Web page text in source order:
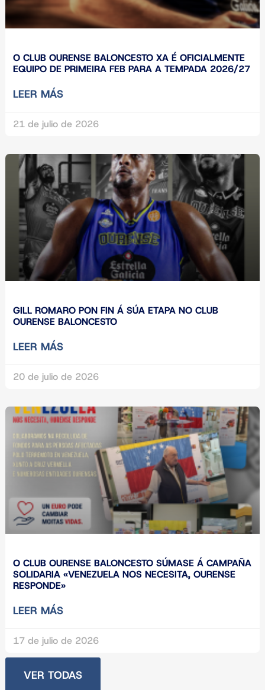
O CLUB OURENSE BALONCESTO XA É OFICIALMENTE
EQUIPO DE PRIMEIRA FEB PARA A TEMPADA 2026/27
LEER MÁS
21 de julio de 2026
GILL ROMARO PON FIN Á SÚA ETAPA NO CLUB
OURENSE BALONCESTO
LEER MÁS
20 de julio de 2026
O CLUB OURENSE BALONCESTO SÚMASE Á CAMPAÑA
SOLIDARIA «VENEZUELA NOS NECESITA, OURENSE
RESPONDE»
LEER MÁS
17 de julio de 2026
VER TODAS